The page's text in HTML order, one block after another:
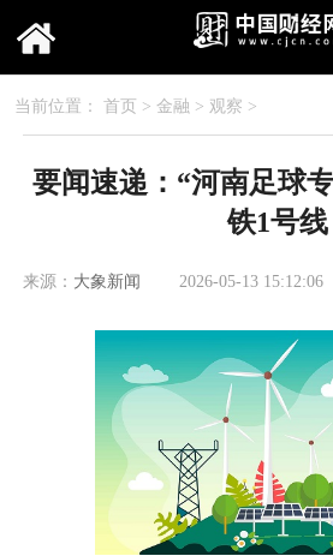
当前位置： 首页 > 金融 > 观察 >
要闻速递：“河南足球
铁1号线
来源： 大象新闻 2026-05-13 15:12:06